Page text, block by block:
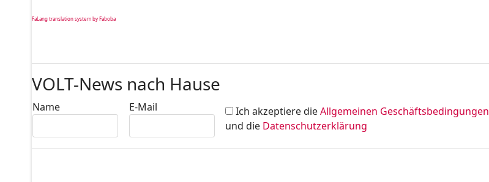
FaLang translation system by Faboba
VOLT-News nach Hause
Name E-Mail Ich akzeptiere dieAllgemeinen Geschäftsbedingungen
und die Datenschutzerklärung